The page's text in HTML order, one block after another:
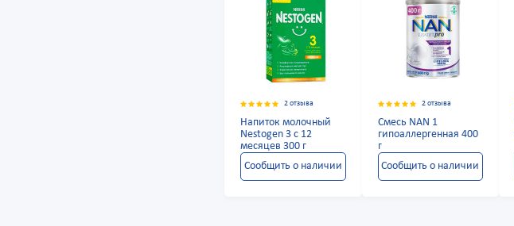
2 отзыва
Напиток молочный
Nestogen 3 c 12
месяцев 300 г
Сообщить о наличии
2 отзыва
Смесь NAN 1
гипоаллергенная 400
г
Сообщить о наличии